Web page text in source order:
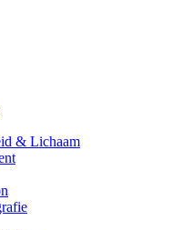
& Lichaam